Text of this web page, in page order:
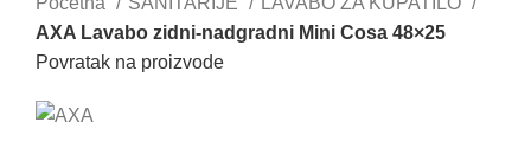
AXA Lavabo zidni-nadgradni Mini Cosa 48×25
Povratak na proizvode